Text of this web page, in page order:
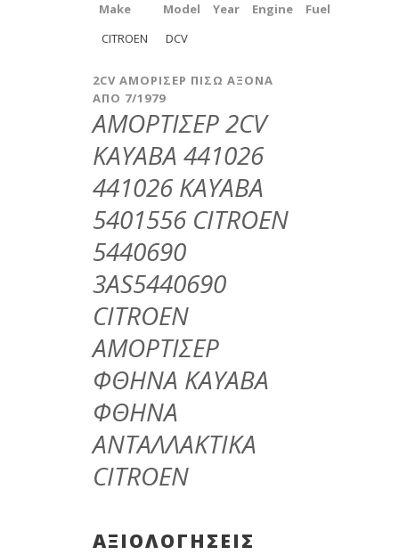
Make Model Year Engine
Fuel
CITROEN
DCV
2CV ΑΜΟΡΙΣΕΡ ΠΙΣΩ ΑΞΟΝΑ
ΑΠΟ 7/1979
ΑΜΟΡΤΙΣΕΡ 2CV
KAYABA 441026
441026 KAYABA
5401556 CITROEN
5440690
3AS5440690
CITROEN
ΑΜΟΡΤΙΣΕΡ
ΦΘΗΝΑ KAYABA
ΦΘΗΝΑ
ΑΝΤΑΛΛΑΚΤΙΚΑ
CITROEN
ΑΞΙΟΛΟΓΉΣΕΙΣ